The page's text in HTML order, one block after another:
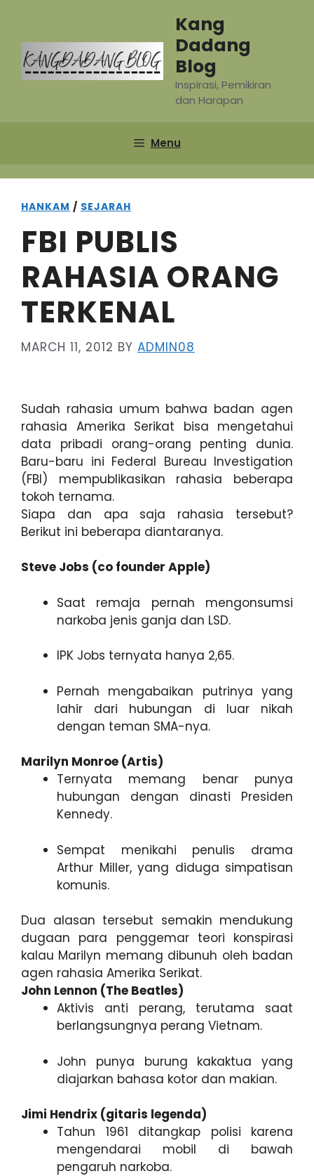
content
Kang
Dadang
Blog
Inspirasi, Pemikiran
dan Harapan
Menu
HANKAM / SEJARAH
FBI PUBLIS
RAHASIA ORANG
TERKENAL
MARCH 11, 2012 BY ADMIN08
Sudah rahasia umum bahwa badan agen
rahasia Amerika Serikat bisa mengetahui
data pribadi orang-orang penting dunia.
Baru-baru ini Federal Bureau Investigation
(FBI) mempublikasikan rahasia beberapa
tokoh ternama.
Siapa dan apa saja rahasia tersebut?
Berikut ini beberapa diantaranya.
Steve Jobs (co founder Apple)
Saat remaja pernah mengonsumsi
narkoba jenis ganja dan LSD.
IPK Jobs ternyata hanya 2,65.
Pernah mengabaikan putrinya yang
lahir dari hubungan di luar nikah
dengan teman SMA-nya.
Marilyn Monroe (Artis)
Ternyata memang benar punya
hubungan dengan dinasti Presiden
Kennedy.
Sempat menikahi penulis drama
Arthur Miller, yang diduga simpatisan
komunis.
Dua alasan tersebut semakin mendukung
dugaan para penggemar teori konspirasi
kalau Marilyn memang dibunuh oleh badan
agen rahasia Amerika Serikat.
John Lennon (The Beatles)
Aktivis anti perang, terutama saat
berlangsungnya perang Vietnam.
John punya burung kakaktua yang
diajarkan bahasa kotor dan makian.
Jimi Hendrix (gitaris legenda)
Tahun 1961 ditangkap polisi karena
mengendarai mobil di bawah
pengaruh narkoba.